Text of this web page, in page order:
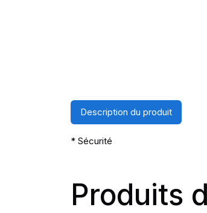
Description du produit
* Sécurité
Produits